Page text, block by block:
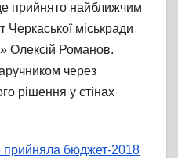
прийнято найближчим
міськради
Олексій Романов.
через
рішення у стінах
прийняла бюджет-2018